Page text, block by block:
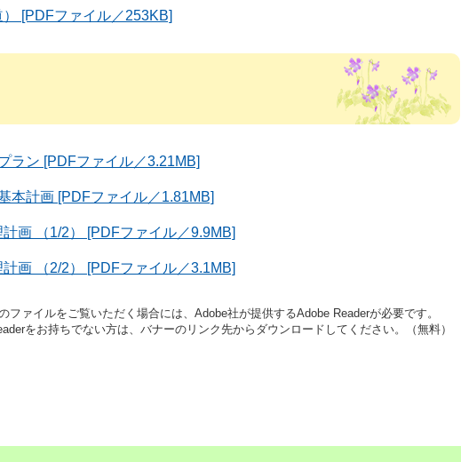
[PDFファイル／253KB]
ラン [PDFファイル／3.21MB]
本計画 [PDFファイル／1.81MB]
画 （1/2） [PDFファイル／9.9MB]
画 （2/2） [PDFファイル／3.1MB]
ファイルをご覧いただく場合には、Adobe社が提供するAdobe Readerが必要です。
をお持ちでない方は、バナーのリンク先からダウンロードしてください。（無料）